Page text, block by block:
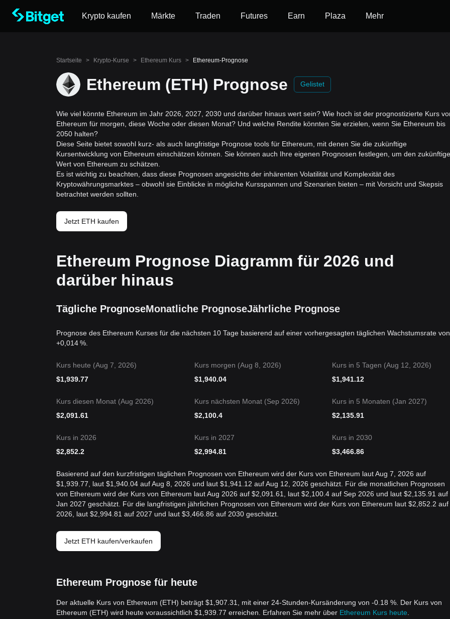
Krypto kaufen Märkte Traden Futures Earn Plaza Mehr
Startseite > Krypto-Kurse > Ethereum Kurs > Ethereum-Prognose
Ethereum (ETH) Prognose Gelistet
Wie viel könnte Ethereum im Jahr 2026, 2027, 2030 und darüber hinaus wert sein? Wie hoch ist der prognostizierte Kurs
Ethereum für morgen, diese Woche oder diesen Monat? Und welche Rendite könnten Sie erzielen, wenn Sie Ethereum bis
2050 halten?
Diese Seite bietet sowohl kurz- als auch langfristige Prognose tools für Ethereum, mit denen Sie die zukünftige
Kursentwicklung von Ethereum einschätzen können. Sie können auch Ihre eigenen Prognosen festlegen, um den
Wert von Ethereum zu schätzen.
Es ist wichtig zu beachten, dass diese Prognosen angesichts der inhärenten Volatilität und Komplexität des
Kryptowährungsmarktes – obwohl sie Einblicke in mögliche Kursspannen und Szenarien bieten – mit Vorsicht und Skepsis
betrachtet werden sollten.
Jetzt ETH kaufen
Ethereum Prognose Diagramm für 2026 und
darüber hinaus
Tägliche PrognoseMonatliche PrognoseJährliche Prognose
Prognose des Ethereum Kurses für die nächsten 10 Tage basierend auf einer vorhergesagten täglichen Wachstumsrate von
+0,014 %.
Kurs heute (Aug 7, 2026)
$1,939.77
Kurs morgen (Aug 8, 2026)
$1,940.04
Kurs in 5 Tagen (Aug 12, 2026)
$1,941.12
Kurs diesen Monat (Aug 2026)
$2,091.61
Kurs nächsten Monat (Sep 2026)
$2,100.4
Kurs in 5 Monaten (Jan 2027)
$2,135.91
Kurs in 2026
$2,852.2
Kurs in 2027
$2,994.81
Kurs in 2030
$3,466.86
Basierend auf den kurzfristigen täglichen Prognosen von Ethereum wird der Kurs von Ethereum laut Aug 7, 2026 auf
$1,939.77, laut $1,940.04 auf Aug 8, 2026 und laut $1,941.12 auf Aug 12, 2026 geschätzt. Für die monatlichen Prognosen
von Ethereum wird der Kurs von Ethereum laut Aug 2026 auf $2,091.61, laut $2,100.4 auf Sep 2026 und laut $2,135.91 auf
Jan 2027 geschätzt. Für die langfristigen jährlichen Prognosen von Ethereum wird der Kurs von Ethereum laut $2,852.2 auf
2026, laut $2,994.81 auf 2027 und laut $3,466.86 auf 2030 geschätzt.
Jetzt ETH kaufen/verkaufen
Ethereum Prognose für heute
Der aktuelle Kurs von Ethereum (ETH) beträgt $1,907.31, mit einer 24-Stunden-Kursänderung von -0.18 %. Der Kurs von
Ethereum (ETH) wird heute voraussichtlich $1,939.77 erreichen. Erfahren Sie mehr über Ethereum Kurs heute